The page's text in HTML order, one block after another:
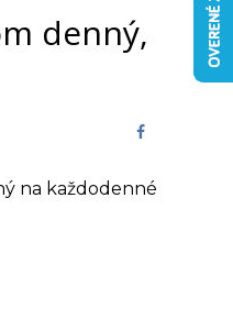
denný,
na každodenné